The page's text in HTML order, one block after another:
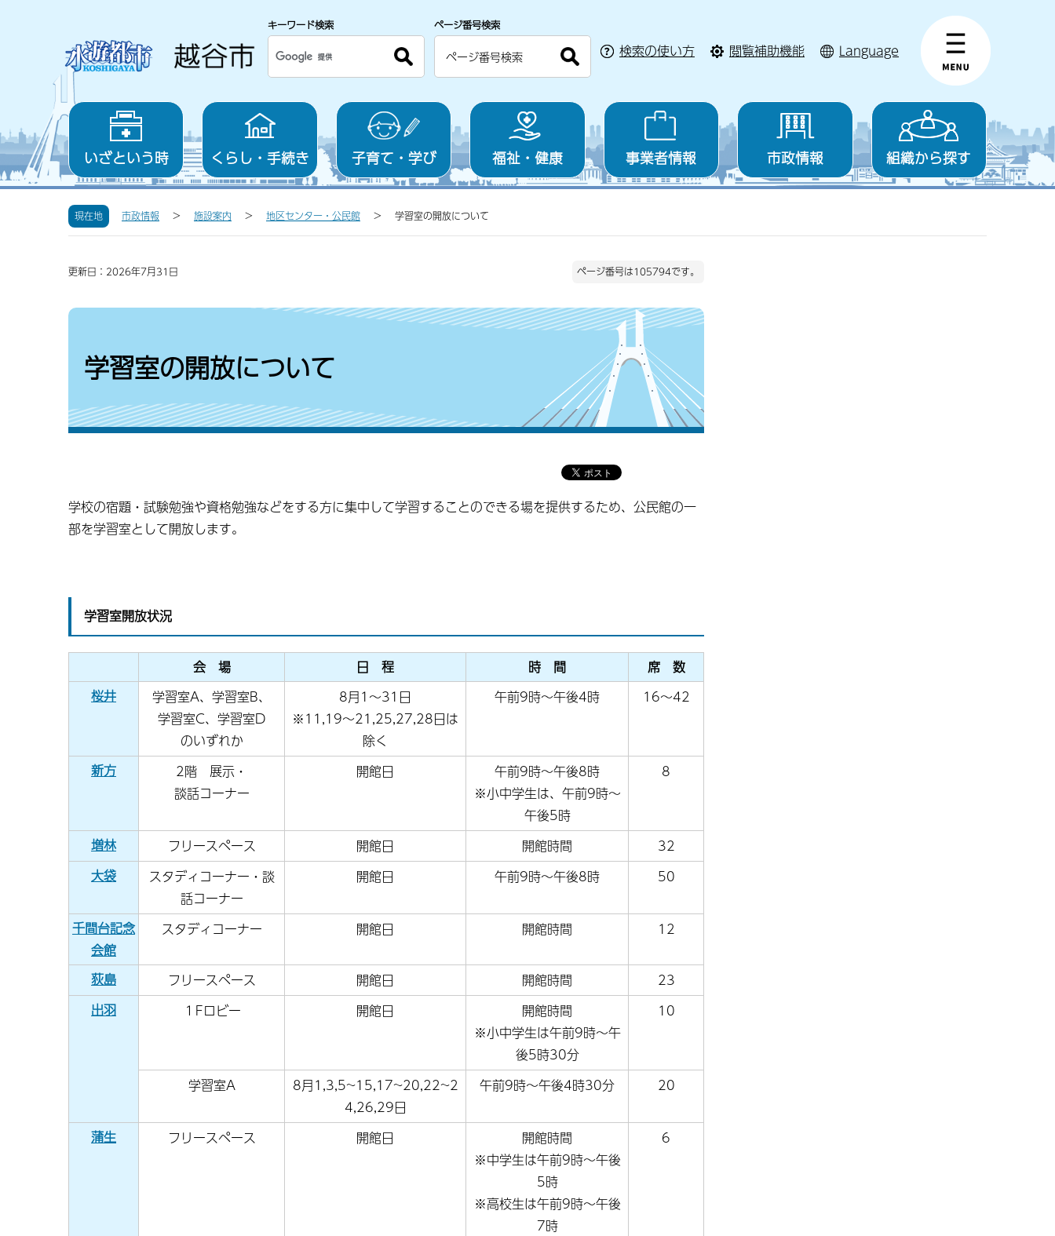
キーワード検索 ページ番号検索
検索の使い方 閲覧補助機能 Language
いざという時 くらし・手続き 子育て・学び 福祉・健康 事業者情報 市政情報 組織から探す
現在地 市政情報 施設案内 地区センター・公民館 学習室の開放について
更新日：2026年7月31日 ページ番号は105794です。
学習室の開放について
学校の宿題・試験勉強や資格勉強などをする方に集中して学習することのできる場を提供するため、公民館の一
部を学習室として開放します。
学習室開放状況
会 場 日 程 時 間
席 数
桜井
学習室A、学習室B、
学習室C、学習室D
のいずれか
8月1～31日
※11,19～21,25,27,28日は
除く
午前9時～午後4時 16～42
新方
2階 展示・
談話コーナー
開館日
午前9時～午後8時
※小中学生は、午前9時～
午後5時
8
増林 フリースペース 開館日 開館時間
32
大袋
スタディコーナー・談
話コーナー
開館日 午前9時～午後8時 50
千間台記念
会館
スタディコーナー 開館日 開館時間 12
荻島 フリースペース 開館日 開館時間
23
出羽
１Fロビー 開館日
開館時間
※小中学生は午前9時～午
後5時30分
10
学習室A
8月1,3,5~15,17~20,22~2
4,26,29日
午前9時～午後4時30分 20
蒲生 フリースペース 開館日
開館時間
※中学生は午前9時～午後
5時
※高校生は午前9時～午後
7時
6